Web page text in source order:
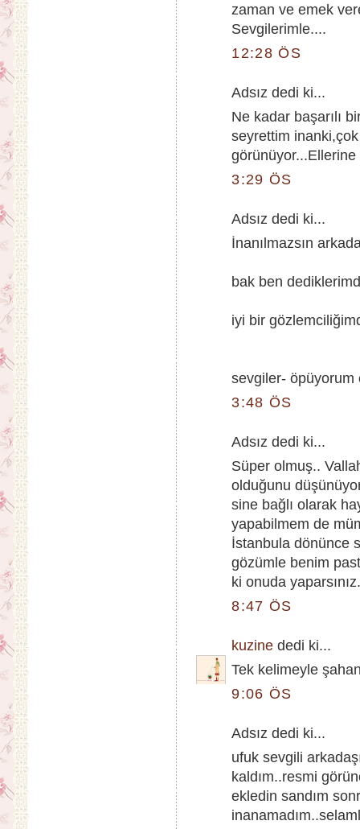
zaman ve emek
Sevgilerimle....
12:28 ÖS
Adsız dedi ki...
Ne kadar başarılı
seyrettim
görünüyor...Ellerine
3:29 ÖS
Adsız dedi ki...
İnanılmazsın
bak ben
iyi bir
sevgiler- öpüyorum
3:48 ÖS
Adsız dedi ki...
Süper olmuş..
olduğunu
sine bağlı olarak
yapabilmem de
İstanbula dönünce
gözümle benim
ki onuda
8:47 ÖS
kuzine dedi ki...
Tek kelimeyle
9:06 ÖS
Adsız dedi ki...
ufuk sevgili
kaldım..resmi
ekledin sandım